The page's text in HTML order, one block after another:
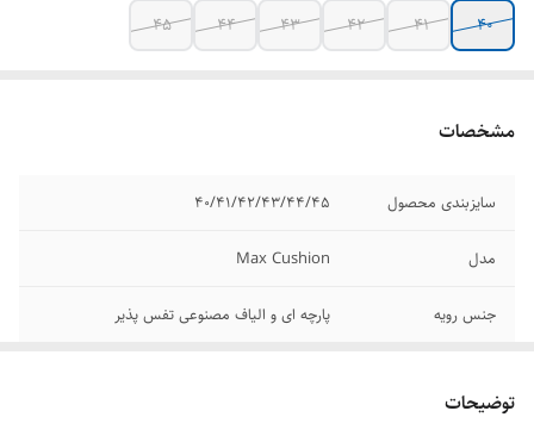
40
41
42
43
44
45
مشخصات
سایزبندی محصول 40/41/42/43/44/45
مدل Max Cushion
جنس رویه پارچه ای و الیاف مصنوعی تفس پذیر
توضیحات